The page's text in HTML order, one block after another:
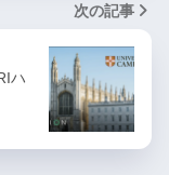
次の記事
ハ